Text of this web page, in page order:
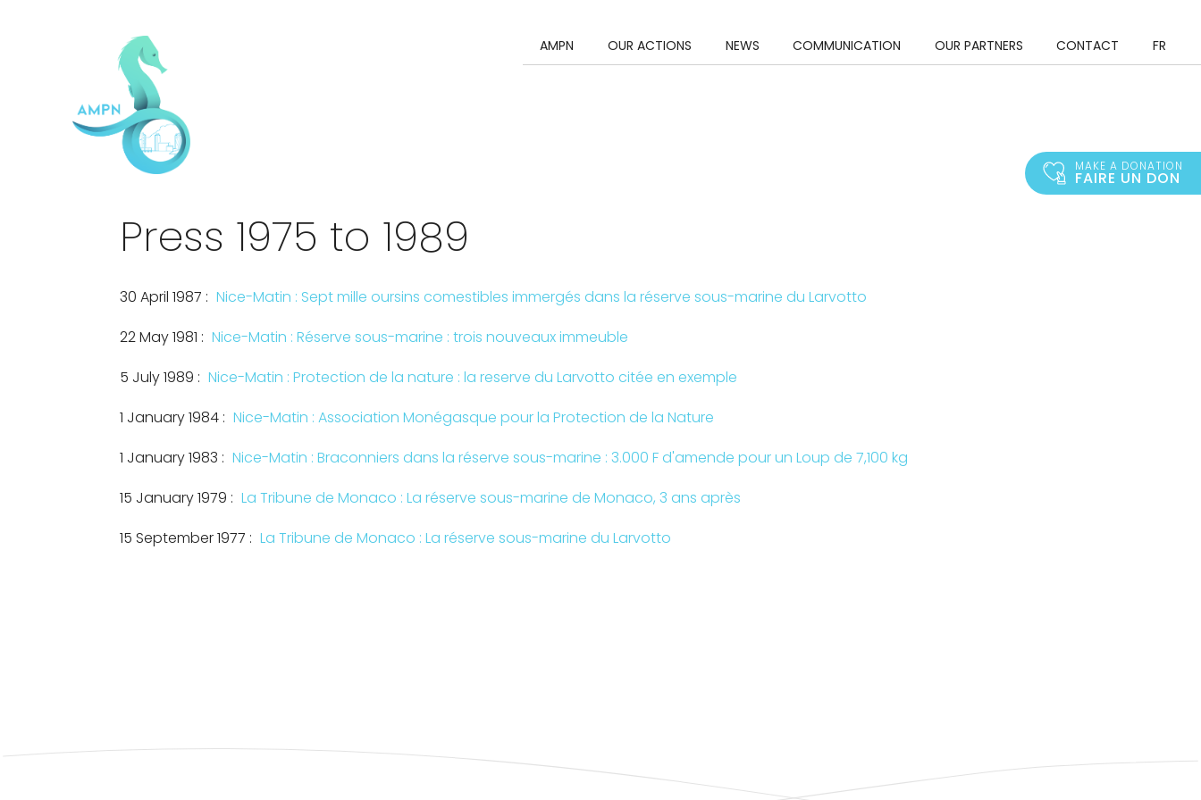
AMPN
Tribute
OUR ACTIONSMPA Scientific monitoring
MPA Awareness
NEWS COMMUNICATION
Reports
OUR PARTNERS CONTACT FR
MAKE A DONATION
FAIRE UN DON
Press 1975 to 1989
30 April 1987 : Nice-Matin : Sept mille oursins comestibles immergés dans la réserve sous-marine du Larvotto
22 May 1981 : Nice-Matin : Réserve sous-marine : trois nouveaux immeuble
5 July 1989 : Nice-Matin : Protection de la nature : la reserve du Larvotto citée en exemple
1 January 1984 : Nice-Matin : Association Monégasque pour la Protection de la Nature
1 January 1983 : Nice-Matin : Braconniers dans la réserve sous-marine : 3.000 F d'amende pour un Loup de 7,100 kg
15 January 1979 : La Tribune de Monaco : La réserve sous-marine de Monaco, 3 ans après
15 September 1977 : La Tribune de Monaco : La réserve sous-marine du Larvotto